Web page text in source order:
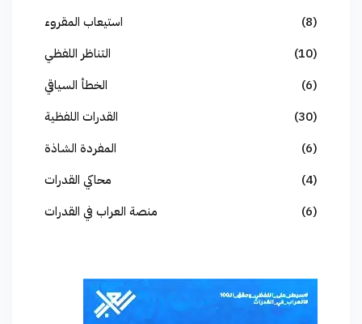
استيعاب المقروء
(8)
التناظر اللفظي
(10)
الخطأ السياقي
(6)
القدرات اللفظية
(30)
المفردة الشاذة
(6)
محاكي القدرات
(4)
منصة العراب في القدرات
(6)